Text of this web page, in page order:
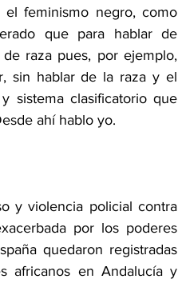
feminismo negro, como
que para hablar de
raza pues, por ejemplo,
sin hablar de la raza y el
sistema clasificatorio que
ahí hablo yo.
y violencia policial contra
por los poderes
quedaron registradas
africanos en Andalucía y